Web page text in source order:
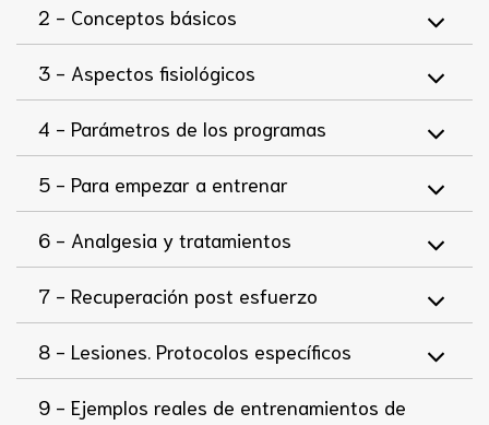
2 - Conceptos básicos
3 - Aspectos fisiológicos
4 - Parámetros de los programas
5 - Para empezar a entrenar
6 - Analgesia y tratamientos
7 - Recuperación post esfuerzo
8 - Lesiones. Protocolos específicos
9 - Ejemplos reales de entrenamientos de